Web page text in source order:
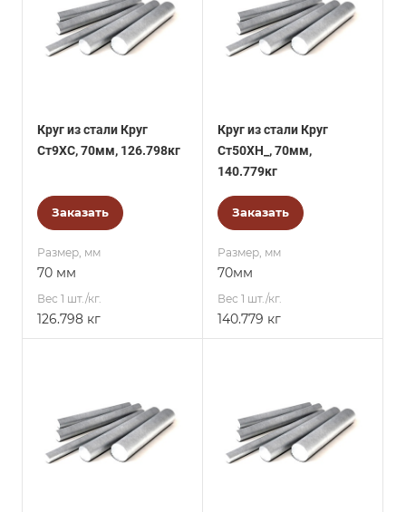
Круг из стали Круг
Ст9ХС, 70мм, 126.798кг
Заказать
Размер, мм
70 мм
Вес 1 шт./кг.
126.798 кг
Круг из стали Круг
Ст50ХН_, 70мм,
140.779кг
Заказать
Размер, мм
70мм
Вес 1 шт./кг.
140.779 кг